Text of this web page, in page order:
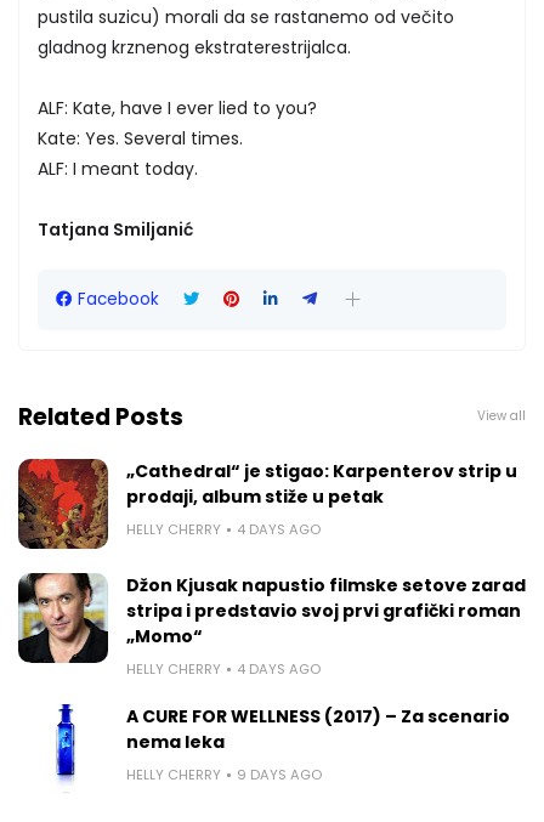
pustila suzicu) morali da se rastanemo od večito
gladnog krznenog ekstraterestrijalca.
ALF: Kate, have I ever lied to you?
Kate: Yes. Several times.
ALF: I meant today.
Tatjana Smiljanić
Facebook
Related Posts View all
„Cathedral“ je stigao: Karpenterov strip u
prodaji, album stiže u petak
HELLY CHERRY 4 DAYS AGO
Džon Kjusak napustio filmske setove zarad
stripa i predstavio svoj prvi grafički roman
„Momo“
HELLY CHERRY 4 DAYS AGO
A CURE FOR WELLNESS (2017) – Za scenario
nema leka
HELLY CHERRY 9 DAYS AGO